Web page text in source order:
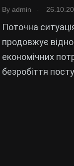
By admin
Поточна
продовжує
економічних
безробіття